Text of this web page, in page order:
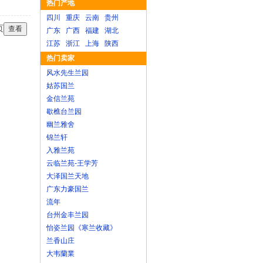
热门产地
四川
重庆 云南
贵州
广东
广西 福建
湖北
江苏
浙江 上海
陕西
热门卖家
风水先生兰园
姑苏国兰
金信兰苑
歇樵台兰园
幽兰雅舍
锦兰轩
入雅兰苑
云临兰苑-王学芳
大泽国兰天地
广东力豪国兰
流年
台州金丰兰园
怡姿兰园《寒兰收藏》
兰香山庄
大韦蘭業